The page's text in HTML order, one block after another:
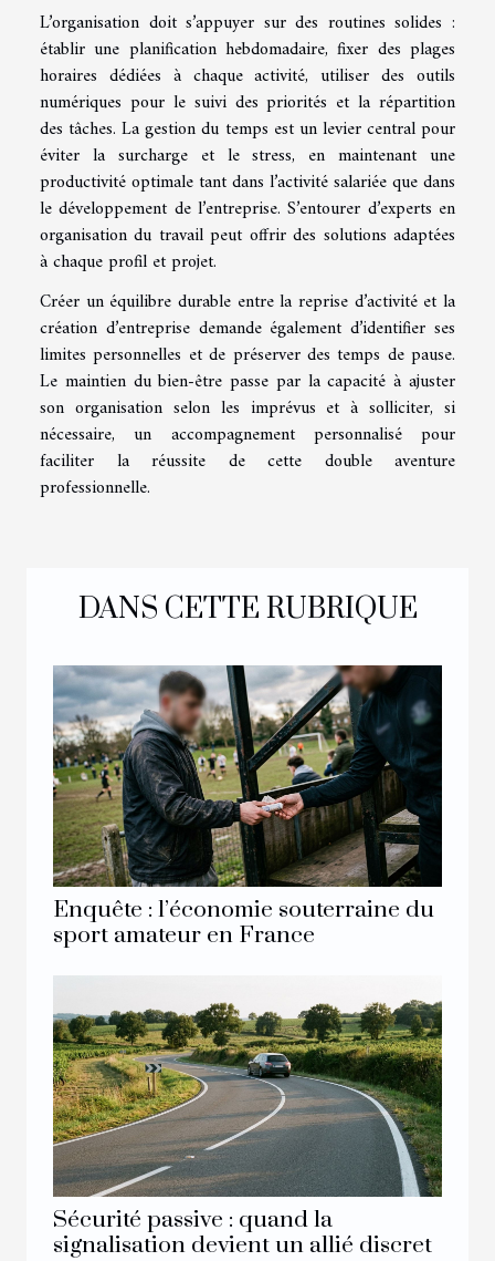
L’organisation doit s’appuyer sur des routines solides :
établir une planification hebdomadaire, fixer des plages
horaires dédiées à chaque activité, utiliser des outils
numériques pour le suivi des priorités et la répartition
des tâches. La gestion du temps est un levier central pour
éviter la surcharge et le stress, en maintenant une
productivité optimale tant dans l’activité salariée que dans
le développement de l’entreprise. S’entourer d’experts en
organisation du travail peut offrir des solutions adaptées
à chaque profil et projet.
Créer un équilibre durable entre la reprise d’activité et la
création d’entreprise demande également d’identifier ses
limites personnelles et de préserver des temps de pause.
Le maintien du bien-être passe par la capacité à ajuster
son organisation selon les imprévus et à solliciter, si
nécessaire, un accompagnement personnalisé pour
faciliter la réussite de cette double aventure
professionnelle.
DANS CETTE RUBRIQUE
Enquête : l’économie souterraine du
sport amateur en France
Sécurité passive : quand la
signalisation devient un allié discret